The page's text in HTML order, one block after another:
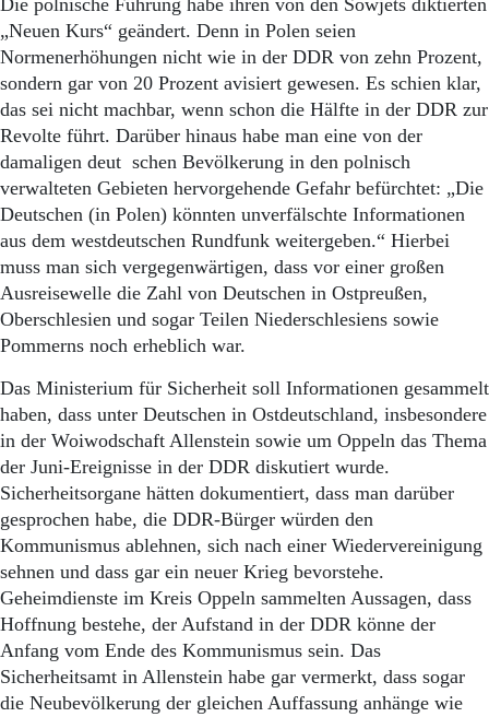
Die polnische Führung habe ihren von den Sowjets diktierten
„Neuen Kurs“ geändert. Denn in Polen seien
Normenerhöhungen nicht wie in der DDR von zehn Prozent,
sondern gar von 20 Prozent avisiert gewesen. Es schien klar,
das sei nicht machbar, wenn schon die Hälfte in der DDR zur
Revolte führt. Darüber hinaus habe man eine von der
damaligen deut schen Bevölkerung in den polnisch
verwalteten Gebieten hervorgehende Gefahr befürchtet: „Die
Deutschen (in Polen) könnten unverfälschte Informationen
aus dem westdeutschen Rundfunk weitergeben.“ Hierbei
muss man sich vergegenwärtigen, dass vor einer großen
Ausreisewelle die Zahl von Deutschen in Ostpreußen,
Oberschlesien und sogar Teilen Niederschlesiens sowie
Pommerns noch erheblich war.
Das Ministerium für Sicherheit soll Informationen gesammelt
haben, dass unter Deutschen in Ostdeutschland, insbesondere
in der Woiwodschaft Allenstein sowie um Oppeln das Thema
der Juni-Ereignisse in der DDR diskutiert wurde.
Sicherheitsorgane hätten dokumentiert, dass man darüber
gesprochen habe, die DDR-Bürger würden den
Kommunismus ablehnen, sich nach einer Wiedervereinigung
sehnen und dass gar ein neuer Krieg bevorstehe.
Geheimdienste im Kreis Oppeln sammelten Aussagen, dass
Hoffnung bestehe, der Aufstand in der DDR könne der
Anfang vom Ende des Kommunismus sein. Das
Sicherheitsamt in Allenstein habe gar vermerkt, dass sogar
die Neubevölkerung der gleichen Auffassung anhänge wie